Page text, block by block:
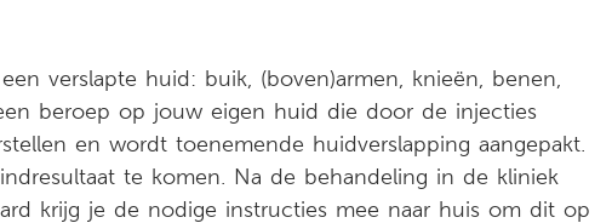
verslapte huid: buik, (boven)armen, knieën, benen,
beroep op jouw eigen huid die door de injecties
en wordt toenemende huidverslapping aangepakt.
te komen. Na de behandeling in de kliniek
krijg je de nodige instructies mee naar huis om dit op